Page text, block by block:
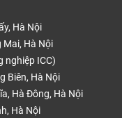
Hà Nội
Mai, Hà Nội
nghiệp ICC)
Biên, Hà Nội
Hà Đông, Hà Nội
Hà Nội